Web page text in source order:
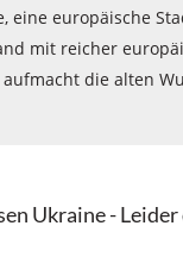
eine europäische
mit reicher
aufmacht die alten
Ukraine -